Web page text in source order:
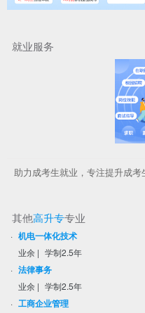
就业服务
助力成考生就业，专注提升成考
其他高升专专业
· 机电一体化技术
业余 | 学制2.5年
· 法律事务
业余 | 学制2.5年
· 工商企业管理